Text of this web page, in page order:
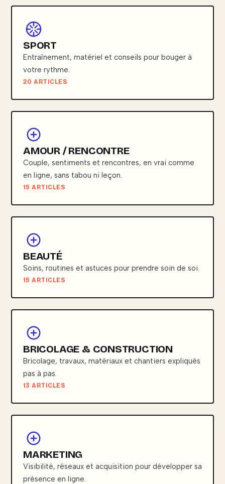
SPORT
Entraînement, matériel et conseils pour bouger à
votre rythme.
20 ARTICLES
AMOUR / RENCONTRE
Couple, sentiments et rencontres, en vrai comme
en ligne, sans tabou ni leçon.
15 ARTICLES
BEAUTÉ
Soins, routines et astuces pour prendre soin de soi.
15 ARTICLES
BRICOLAGE & CONSTRUCTION
Bricolage, travaux, matériaux et chantiers expliqués
pas à pas.
13 ARTICLES
MARKETING
Visibilité, réseaux et acquisition pour développer sa
présence en ligne.